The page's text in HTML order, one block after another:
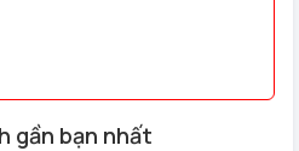
bị công nghệ
gần bạn nhất